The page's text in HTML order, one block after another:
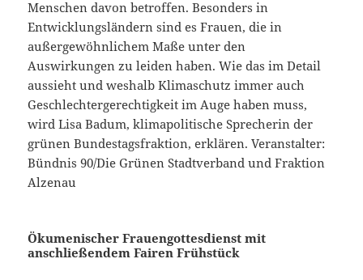
Menschen davon betroffen. Besonders in
Entwicklungsländern sind es Frauen, die in
außergewöhnlichem Maße unter den
Auswirkungen zu leiden haben. Wie das im Detail
aussieht und weshalb Klimaschutz immer auch
Geschlechtergerechtigkeit im Auge haben muss,
wird Lisa Badum, klimapolitische Sprecherin der
grünen Bundestagsfraktion, erklären. Veranstalter:
Bündnis 90/Die Grünen Stadtverband und Fraktion
Alzenau
Ökumenischer Frauengottesdienst mit
anschließendem Fairen Frühstück